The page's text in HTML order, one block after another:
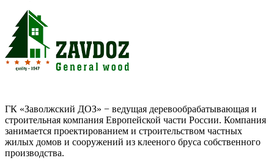
ГК «Заволжский ДОЗ» − ведущая деревообрабатывающая и
строительная компания Европейской части России. Компания
занимается проектированием и строительством частных
жилых домов и сооружений из клееного бруса собственного
производства.